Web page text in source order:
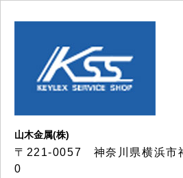
山木金属(株)
〒221-0057 神奈川県横浜市
0